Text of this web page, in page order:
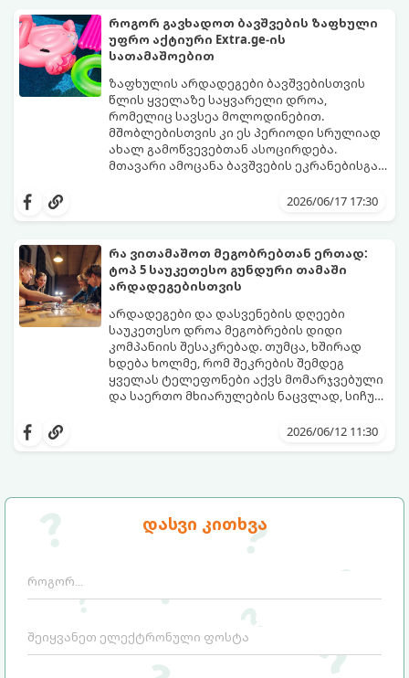
დასვი კითხვა
თქვენთვის ცხოვრების ამ ეტაპზე.
როგორ გავხადოთ ბავშვების ზაფხული
უფრო აქტიური Extra.ge-ის
სათამაშოებით
ზაფხულის არდადეგები ბავშვებისთვის
წლის ყველაზე საყვარელი დროა,
რომელიც სავსეა მოლოდინებით.
მშობლებისთვის კი ეს პერიოდი სრულიად
ახალ გამოწვევებთან ასოცირდება.
მთავარი ამოცანა ბავშვების ეკრანებისგან
მიმართვაა. მნიშვნელოვანია მათთვის
ჯანსაღი რუტინა დასვენების დღეებშიც
აუცილებელია.
მარკეტფლეისი საქართველოში,
დაგეხმარებათ. აქ ყველა ასაკისა და
ინტერესის მქონე ბავშვისთვის მოიძებნება
იდეალური გასართობი საშუალება.
2026/06/17 17:30
რა ვითამაშოთ მეგობრებთან ერთად:
ტოპ 5 საუკეთესო გუნდური თამაში
არდადეგებისთვის
არდადეგები და დასვენების დღეები
საუკეთესო დროა მეგობრების დიდი
კომპანიის შესაკრებად. თუმცა, ხშირად
ხდება ხოლმე, რომ შეკრების შემდეგ
ყველას ტელეფონები აქვს მომარჯვებული
და საერთო მხიარულების ნაცვლად, სიჩუმე
დასაღწევად და ნამდვილი, ცოცხალი
იუმორით სავსე აქტივობები მეგობრებს
თქვენს არდადეგებს ნამდვილ
2026/06/12 11:30